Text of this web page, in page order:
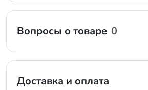
Вопросы о товаре 0
Доставка и оплата